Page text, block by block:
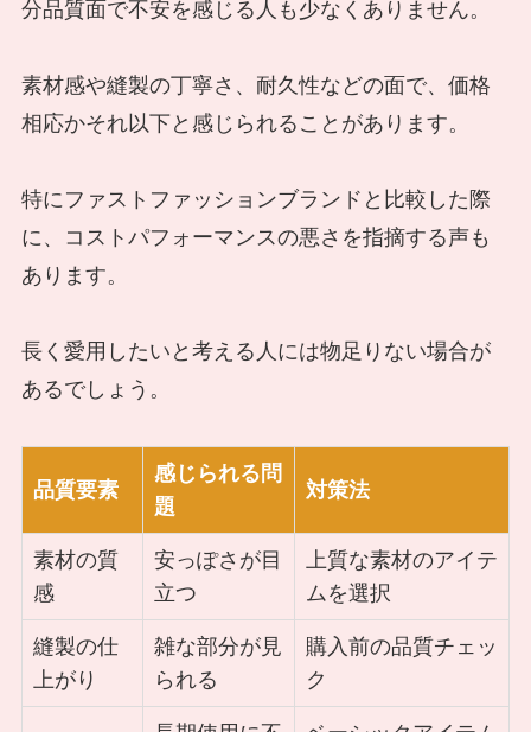
分品質面で不安を感じる人も少なくありません。
素材感や縫製の丁寧さ、耐久性などの面で、価格
相応かそれ以下と感じられることがあります。
特にファストファッションブランドと比較した際
に、コストパフォーマンスの悪さを指摘する声も
あります。
長く愛用したいと考える人には物足りない場合が
あるでしょう。
品質要素
感じられる問
題
対策法
素材の質
感
安っぽさが目
立つ
上質な素材のアイテ
ムを選択
縫製の仕
上がり
雑な部分が見
られる
購入前の品質チェッ
ク